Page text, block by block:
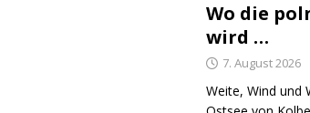
Wo die
wird …
7. August 2026
Weite, Wind und